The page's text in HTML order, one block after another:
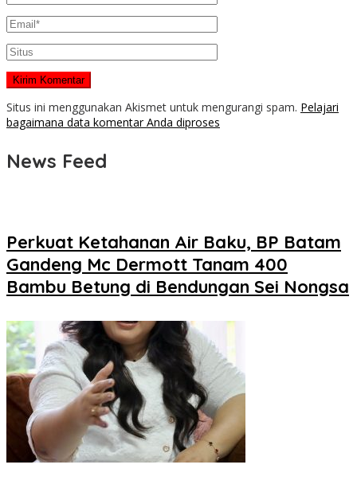
Situs ini menggunakan Akismet untuk mengurangi spam. Pelajari
bagaimana data komentar Anda diproses
News Feed
Perkuat Ketahanan Air Baku, BP Batam
Gandeng Mc Dermott Tanam 400
Bambu Betung di Bendungan Sei Nongsa